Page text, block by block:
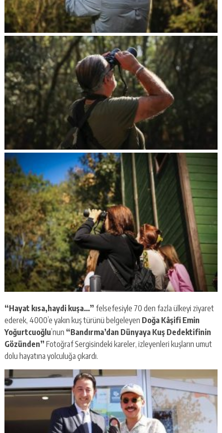
“Hayat kısa,haydi kuşa…” felsefesiyle 70 den fazla ülkeyi ziyaret
ederek, 4000’e yakın kuş türünü belgeleyen Doğa Kâşifi Emin
Yoğurtcuoğlu’nun “Bandırma’dan Dünyaya Kuş Dedektifinin
Gözünden” Fotoğraf Sergisindeki kareler, izleyenleri kuşların umut
dolu hayatına yolculuğa çıkardı.